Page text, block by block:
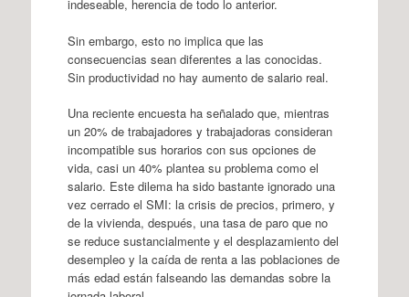
indeseable, herencia de todo lo anterior.
Sin embargo, esto no implica que las
consecuencias sean diferentes a las conocidas.
Sin productividad no hay aumento de salario real.
Una reciente encuesta ha señalado que, mientras
un 20% de trabajadores y trabajadoras consideran
incompatible sus horarios con sus opciones de
vida, casi un 40% plantea su problema como el
salario. Este dilema ha sido bastante ignorado una
vez cerrado el SMI: la crisis de precios, primero, y
de la vivienda, después, una tasa de paro que no
se reduce sustancialmente y el desplazamiento del
desempleo y la caída de renta a las poblaciones de
más edad están falseando las demandas sobre la